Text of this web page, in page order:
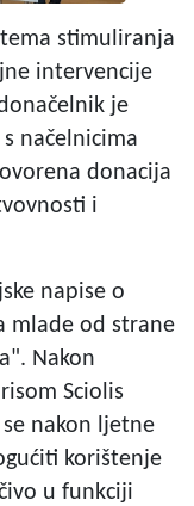
stimuliranja
intervencije
je
načelnicima
donacija
i
napise o
mlade od strane
Nakon
Sciolis
nakon ljetne
korištenje
u funkciji